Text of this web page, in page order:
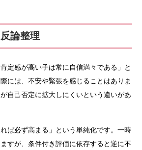
論整理
定感が高い子は常に自信満々である」と
には、不安や緊張を感じることはありま
自己否定に拡大しにくいという違いがあ
ば必ず高まる」という単純化です。一時
すが、条件付き評価に依存すると逆に不